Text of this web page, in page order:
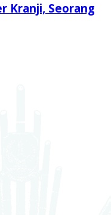
Kranji, Seorang